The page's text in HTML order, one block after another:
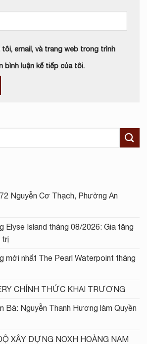
tôi, email, và trang web trong trình
bình luận kế tiếp của tôi.
Nguyễn Cơ Thạch, Phường An
Elyse Island tháng 08/2026: Gia tăng
trị
mới nhất The Pearl Waterpoint tháng
CHÍNH THỨC KHAI TRƯƠNG
Bà: Nguyễn Thanh Hương làm Quyền
XÂY DỰNG NOXH HOÀNG NAM